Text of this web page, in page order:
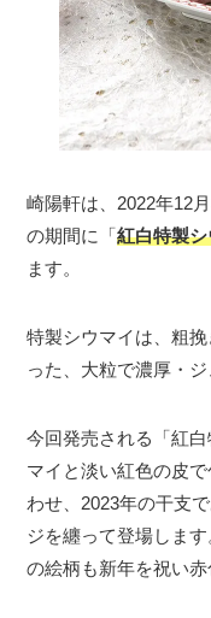
崎陽軒は、2022年12
の期間に「紅白特製
ます。
特製シウマイは、粗
った、大粒で濃厚・
今回発売される「紅
マイと淡い紅色の皮
わせ、2023年の干支
ジを纏って登場しま
の絵柄も新年を祝い赤